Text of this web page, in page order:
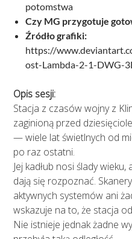
potomstwa
Czy MG przygotuje
Źródło grafiki:
https://
ost-Lambda-2-1-DWG-
Opis sesji:
Stacja z czasów wojny z
zaginioną przed
— wiele lat świetlnych od
po raz ostatni.
Jej kadłub nosi ślady
dają się rozpoznać.
aktywnych systemów ani
wskazuje na to, że stacja
Nie istnieje jednak żadne